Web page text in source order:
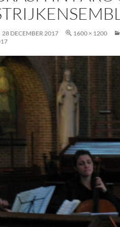
28 DECEMBER 2017 1600 × 1200